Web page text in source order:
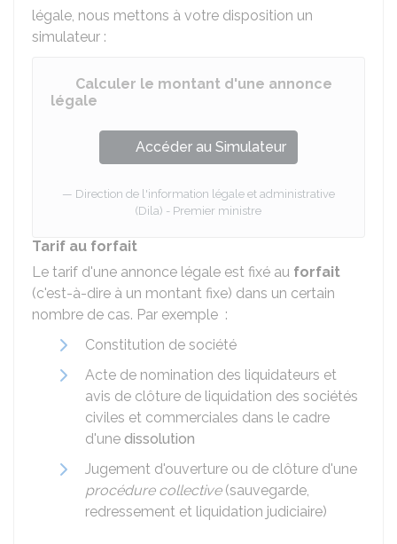
légale, nous mettons à votre disposition un
simulateur :
Calculer le montant d'une annonce
légale
Accéder au Simulateur
Direction de l'information légale et administrative
(Dila) - Premier ministre
Tarif au forfait
Le tarif d'une annonce légale est fixé au forfait
(c'est-à-dire à un montant fixe) dans un certain
nombre de cas. Par exemple :
Constitution de société
Acte de nomination des liquidateurs et
avis de clôture de liquidation des sociétés
civiles et commerciales dans le cadre
d'une dissolution
Jugement d'ouverture ou de clôture d'une
procédure collective(sauvegarde,
redressement et liquidation judiciaire)